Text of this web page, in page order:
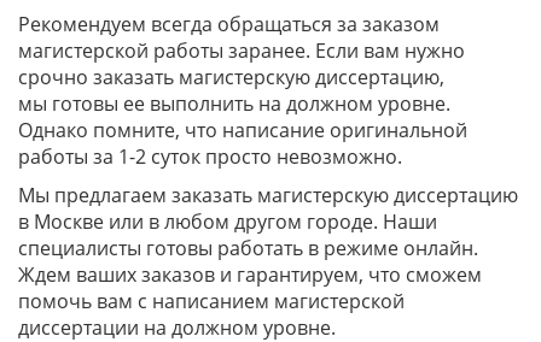
Рекомендуем всегда обращаться за заказом
магистерской работы заранее. Если вам нужно
срочно заказать магистерскую диссертацию,
мы готовы ее выполнить на должном уровне.
Однако помните, что написание оригинальной
работы за 1-2 суток просто невозможно.
Мы предлагаем заказать магистерскую диссертацию
в Москве или в любом другом городе. Наши
специалисты готовы работать в режиме онлайн.
Ждем ваших заказов и гарантируем, что сможем
помочь вам с написанием магистерской
диссертации на должном уровне.